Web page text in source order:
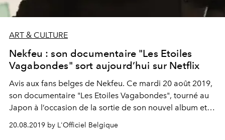
ART & CULTURE
Nekfeu : son documentaire "Les Etoiles
Vagabondes" sort aujourd’hui sur Netflix
Avis aux fans belges de Nekfeu. Ce mardi 20 août 2019,
son documentaire "Les Etoiles Vagabondes", tourné au
Japon à l’occasion de la sortie de son nouvel album et
diffusé dans les cinémas français lors d’une seule et
unique date, est disponible sur Netflix. On vous révèle
20.08.2019 by L'Officiel Belgique